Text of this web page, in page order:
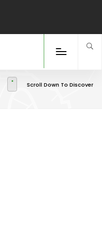
Scroll Down To Discover